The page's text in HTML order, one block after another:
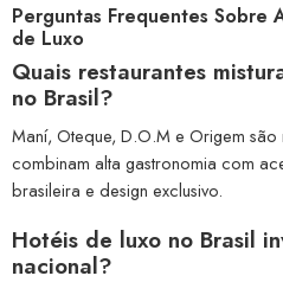
Perguntas Frequentes Sobre
de Luxo
Quais restaurantes
no Brasil?
Maní, Oteque, D.O.M e Origem são
combinam alta gastronomia com
brasileira e design exclusivo.
Hotéis de luxo no Brasil
nacional?